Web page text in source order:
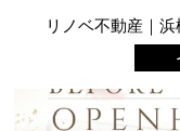
リノベ不動産｜